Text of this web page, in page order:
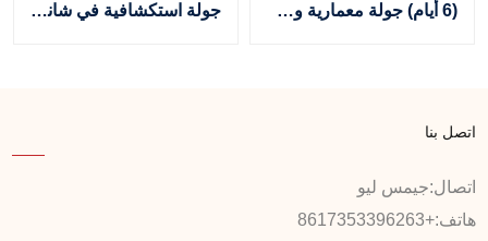
جولة استكشافية في شانشي لمدة 7 أيام: تجار جين، أسوار المدينة القديمة، والثقافة الحية (6 أيام) جولة معمارية وجبال مقدسة في شانشي مناسبة للمسلمين
اتصل بنا
اتصال:جيمس ليو
هاتف:+8617353396263